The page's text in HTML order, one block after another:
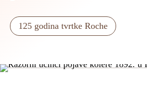
125 godina tvrtke Roche